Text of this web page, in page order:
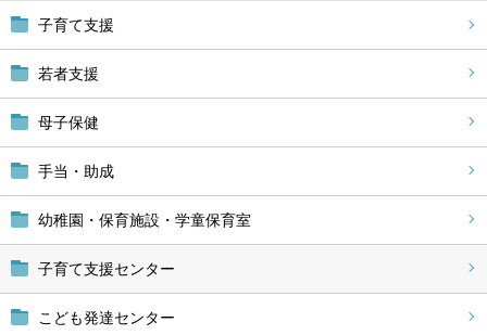
子育て支援
若者支援
母子保健
手当・助成
幼稚園・保育施設・学童保育室
子育て支援センター
こども発達センター